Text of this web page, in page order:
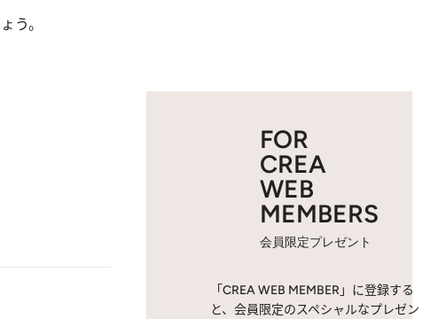
う。
FOR
CREA
WEB
MEMBERS
会員限定プレゼント
「CREA WEB MEMBER」に登録する
と、会員限定のスペシャルなプレゼン